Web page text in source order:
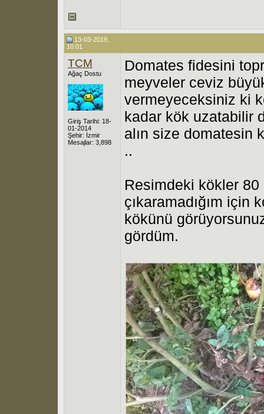
13-03-2019,
10:01
TCM
Ağaç Dostu
Giriş Tarihi: 18-
01-2014
Şehir: İzmir
Mesajlar: 3,898
Domates fidesini
meyveler ceviz
vermeyeceksiniz ki
kadar kök uzatabilir
alın size domatesin
..
Resimdeki kökler 80
çıkaramadığım için
kökünü
gördüm.